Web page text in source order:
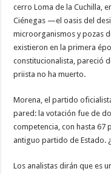
cerro Loma de la Cuchilla,
Ciénegas —el oasis del
microorganismos y pozas
existieron en la primera
constitucionalista, pareció
priista no ha muerto.
Morena, el partido
pared: la votación fue de
competencia, con hasta 67
antiguo partido de Estado.
Los analistas dirán que es